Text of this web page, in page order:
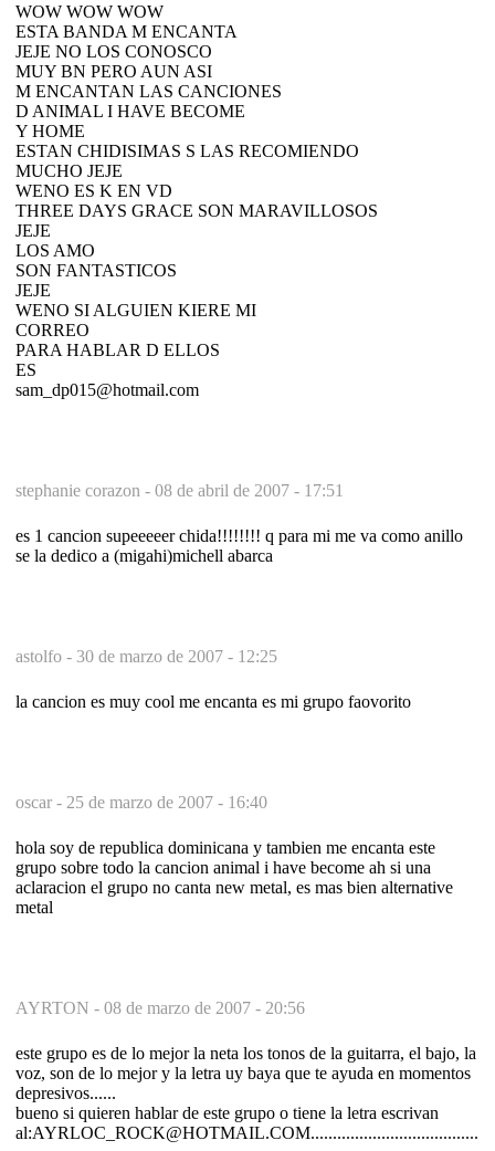
WOW WOW WOW
ESTA BANDA M ENCANTA
JEJE NO LOS CONOSCO
MUY BN PERO AUN ASI
M ENCANTAN LAS CANCIONES
D ANIMAL I HAVE BECOME
Y HOME
ESTAN CHIDISIMAS S LAS RECOMIENDO
MUCHO JEJE
WENO ES K EN VD
THREE DAYS GRACE SON MARAVILLOSOS
JEJE
LOS AMO
SON FANTASTICOS
JEJE
WENO SI ALGUIEN KIERE MI
CORREO
PARA HABLAR D ELLOS
ES
sam_dp015@hotmail.com
stephanie corazon - 08 de abril de 2007 - 17:51
es 1 cancion supeeeeer chida!!!!!!!! q para mi me va como anillo
se la dedico a (migahi)michell abarca
astolfo - 30 de marzo de 2007 - 12:25
la cancion es muy cool me encanta es mi grupo faovorito
oscar - 25 de marzo de 2007 - 16:40
hola soy de republica dominicana y tambien me encanta este
grupo sobre todo la cancion animal i have become ah si una
aclaracion el grupo no canta new metal, es mas bien alternative
metal
AYRTON - 08 de marzo de 2007 - 20:56
este grupo es de lo mejor la neta los tonos de la guitarra, el bajo, la
voz, son de lo mejor y la letra uy baya que te ayuda en momentos
depresivos......
bueno si quieren hablar de este grupo o tiene la letra escrivan